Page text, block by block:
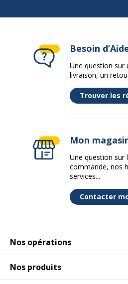
Nos opérations
Nos produits
Besoin
Une question sur
livraison, un
Trouver les
Mon
Une question sur
commande, nos
services...
Contacter